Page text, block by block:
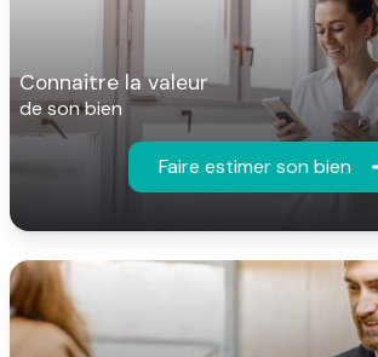
connaitre la valeur
de son bien
Faire estimer son bien